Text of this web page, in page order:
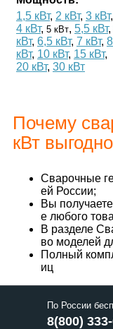
1,5 кВт, 2 кВт, 3 кВт,
4 кВт, 5 кВт, 5,5 кВт,
кВт, 6,5 кВт, 7 кВт, 8
кВт, 10 кВт, 15 кВт,
20 кВт, 30 кВт
Почему
кВт
Сварочные
ей России;
Вы
е любого
В разделе
во моделей
Полный
иц
По России
8(800)